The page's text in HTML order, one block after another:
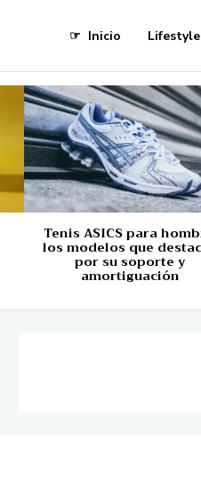
☞ Inicio Lifestyle
Tenis ASICS para
los modelos que
por su soporte y
amortiguación